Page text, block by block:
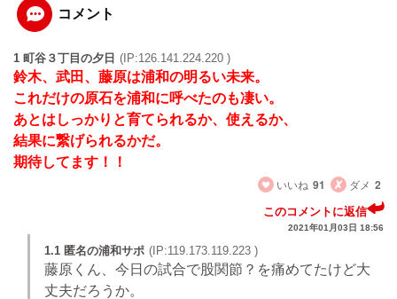
コメント
1 町谷３丁目の夕日 (IP:126.141.224.220 )
鈴木、武田、藤原は浦和の明るい未来。
これだけの原石を浦和に呼べたのも凄い。
あとはしっかりと育てられるか、使えるか、
結果に繋げられるかだ。
期待してます！！
いいね 91 ダメ 2
このコメントに返信
2021年01月03日 18:56
1.1 匿名の浦和サポ (IP:119.173.119.223 )
藤原くん、今日の試合で股関節？を痛めてたけど大
丈夫だろうか。